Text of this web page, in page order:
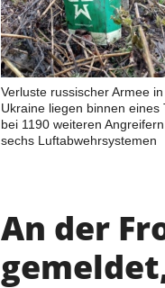
Verluste russischer Armee in
Ukraine liegen binnen eines
bei 1190 weiteren
sechs Luftabwehrsystemen
An der